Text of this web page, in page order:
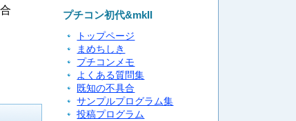
プチコン初代&mkII
トップページ
まめちしき
プチコンメモ
よくある質問集
既知の不具合
サンプルプログラム集
投稿プログラム